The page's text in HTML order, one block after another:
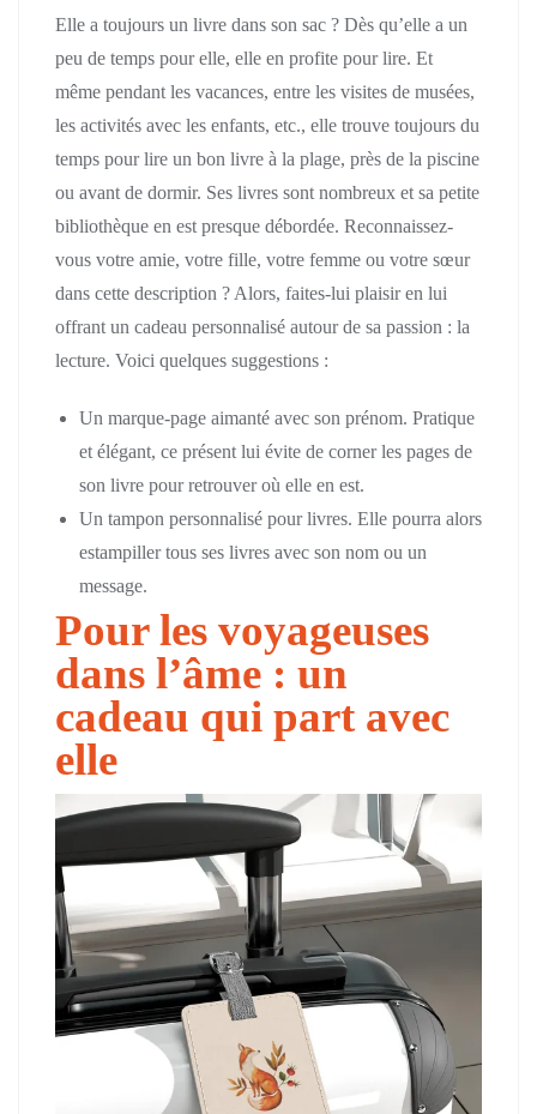
Elle a toujours un livre dans son sac ? Dès qu’elle a un
peu de temps pour elle, elle en profite pour lire. Et
même pendant les vacances, entre les visites de musées,
les activités avec les enfants, etc., elle trouve toujours du
temps pour lire un bon livre à la plage, près de la piscine
ou avant de dormir. Ses livres sont nombreux et sa petite
bibliothèque en est presque débordée. Reconnaissez-
vous votre amie, votre fille, votre femme ou votre sœur
dans cette description ? Alors, faites-lui plaisir en lui
offrant un cadeau personnalisé autour de sa passion : la
lecture. Voici quelques suggestions :
Un marque-page aimanté avec son prénom. Pratique
et élégant, ce présent lui évite de corner les pages de
son livre pour retrouver où elle en est.
Un tampon personnalisé pour livres. Elle pourra alors
estampiller tous ses livres avec son nom ou un
message.
Pour les voyageuses
dans l’âme : un
cadeau qui part avec
elle